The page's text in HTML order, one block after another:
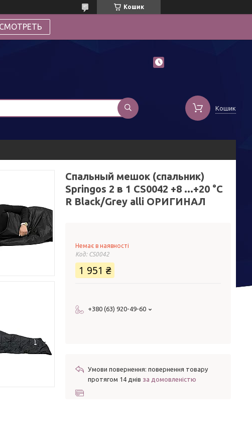
Кошик
СМОТРЕТЬ
Кошик
Спальный мешок (спальник)
Springos 2 в 1 CS0042 +8 ...+20 °C
R Black/Grey alli ОРИГИНАЛ
Немає в наявності
Код: CS0042
1 951 ₴
+380 (63) 920-49-60
повернення товару
протягом 14 днів за домовленістю